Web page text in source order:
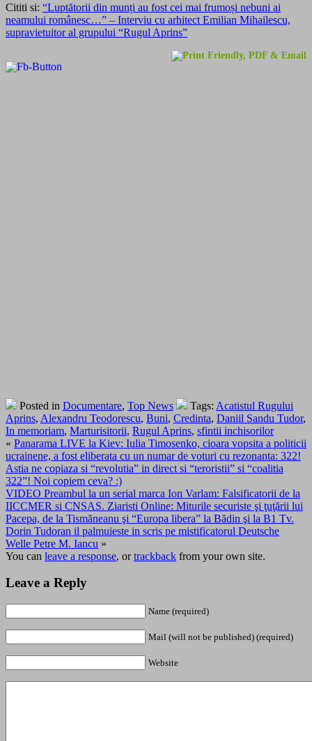
Cititi si: “Luptătorii din munți au fost cei mai frumoși nebuni ai
neamului românesc…” – Interviu cu arhitect Emilian Mihailescu,
supravietuitor al grupului “Rugul Aprins”
Posted in Documentare, Top News Tags: Acatistul Rugului
Aprins, Alexandru Teodorescu, Buni, Credinta, Daniil Sandu Tudor,
In memoriam, Marturisitorii, Rugul Aprins, sfintii inchisorilor
« Panarama LIVE la Kiev: Iulia Timosenko, cioara vopsita a politicii
ucrainene, a fost eliberata cu un numar de voturi cu rezonanta: 322!
Astia ne copiaza si “revolutia” in direct si “teroristii” si “coalitia
322”! Noi copiem ceva? :)
VIDEO Preambul la un serial marca Ion Varlam: Falsificatorii de la
IICCMER si CNSAS. Ziaristi Online: Miturile securiste şi ţuţării lui
Pacepa, de la Tismăneanu şi “Europa libera” la Bădin şi la B1 Tv.
Dorin Tudoran il palmuieste in scris pe mistificatorul Deutsche
Welle Petre M. Iancu »
You can leave a response, ortrackback from your own site.
Leave a Reply
Name (required)
Mail (will not be published) (required)
Website